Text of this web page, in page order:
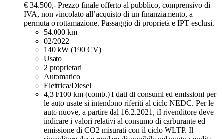
€ 34.500,- Prezzo finale offerto al pubblico, comprensivo di
IVA, non vincolato all’acquisto di un finanziamento, a
permuta o rottamazione. Passaggio di proprietà e IPT esclusi.
54.000 km
02/2022
140 kW (190 CV)
Usato
2 proprietari
Automatico
Elettrica/Diesel
4,3 l/100 km (comb.) I dati di consumi ed emissioni per
le auto usate si intendono riferiti al ciclo NEDC. Per le
auto nuove, a partire dal 16.2.2021, iI rivenditore deve
indicare i valori relativi al consumo di carburante ed
emissione di CO2 misurati con il ciclo WLTP. Il